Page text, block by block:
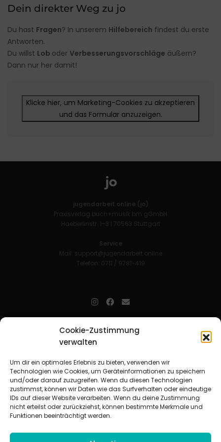
Cookie-Zustimmung
verwalten
Um dir ein optimales Erlebnis zu bieten, verwenden wir
Technologien wie Cookies, um Geräteinformationen zu speichern
und/oder darauf zuzugreifen. Wenn du diesen Technologien
zustimmst, können wir Daten wie das Surfverhalten oder eindeutige
IDs auf dieser Website verarbeiten. Wenn du deine Zustimmung
nicht erteilst oder zurückziehst, können bestimmte Merkmale und
Funktionen beeinträchtigt werden.
Dein direkter Weg zu jo
Du hast Fragen? In unserem Hilfebereich findest du erste
Antworten.
Du willst Lob oder Verbesserungsvorschläge äußern?
Dann nur her damit!
Klicke hier, um Marketing-Cookies zu akzeptieren
und das Formular anzuzeigen.
jugendarbeit.online (jo)
Praxisverlag buch+musik bm gGmbH
Haeberlinstr. 1–3 | 70563 Stuttgart
Service
Mail: support@jugendarbeit.online
Telefon: 0711 / 9781-419
Mitarbeitende in der christlichen Kinder-, Jugend- und jungen
Erwachsenenarbeit. Aufjofindet man unkompliziert und schnell
Beziehungsarbeit.
Beteiligte Verbände
CVJM-Landesverband Bayern e. V. |CVJM-Gesamtverband in
Deutschland e. V.
CVJM-Westbund e. V.|Deutscher Jugendverband „Entschieden für
Christus“ e. V.